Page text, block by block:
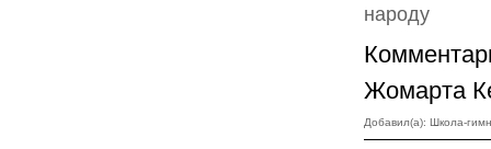
народу
Жомарта
Добавил(а): Школа-